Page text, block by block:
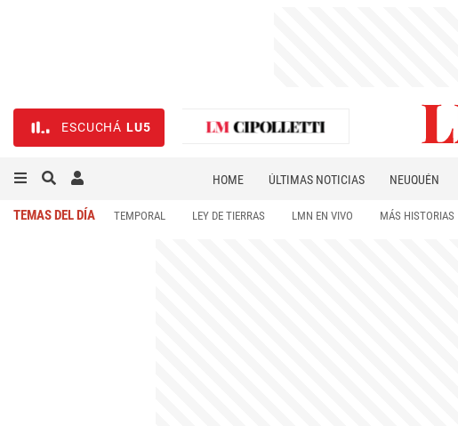
ESCUCHÁ LU5
HOME ÚLTIMAS NOTICIAS NEUQUÉN
TEMAS DEL DÍA TEMPORAL LEY DE TIERRAS LMN EN VIVO MÁS HISTORIAS